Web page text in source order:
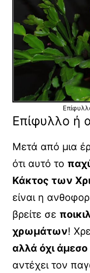
Επίφυλλο ή
Μετά από μια
ότι αυτό το
Κάκτος των
είναι η
βρείτε σε
χρωμάτων!
αλλά όχι
αντέχει τον